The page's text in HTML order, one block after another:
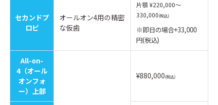
セカンドプ
ロピ
オールオン4用の精密
な仮歯
片顎 ¥220,000～
330,000(税込)
※即日の場合+33,000
円(税込)
All-on-
4（オール
オンフォ
ー）上部
¥880,000(税込)